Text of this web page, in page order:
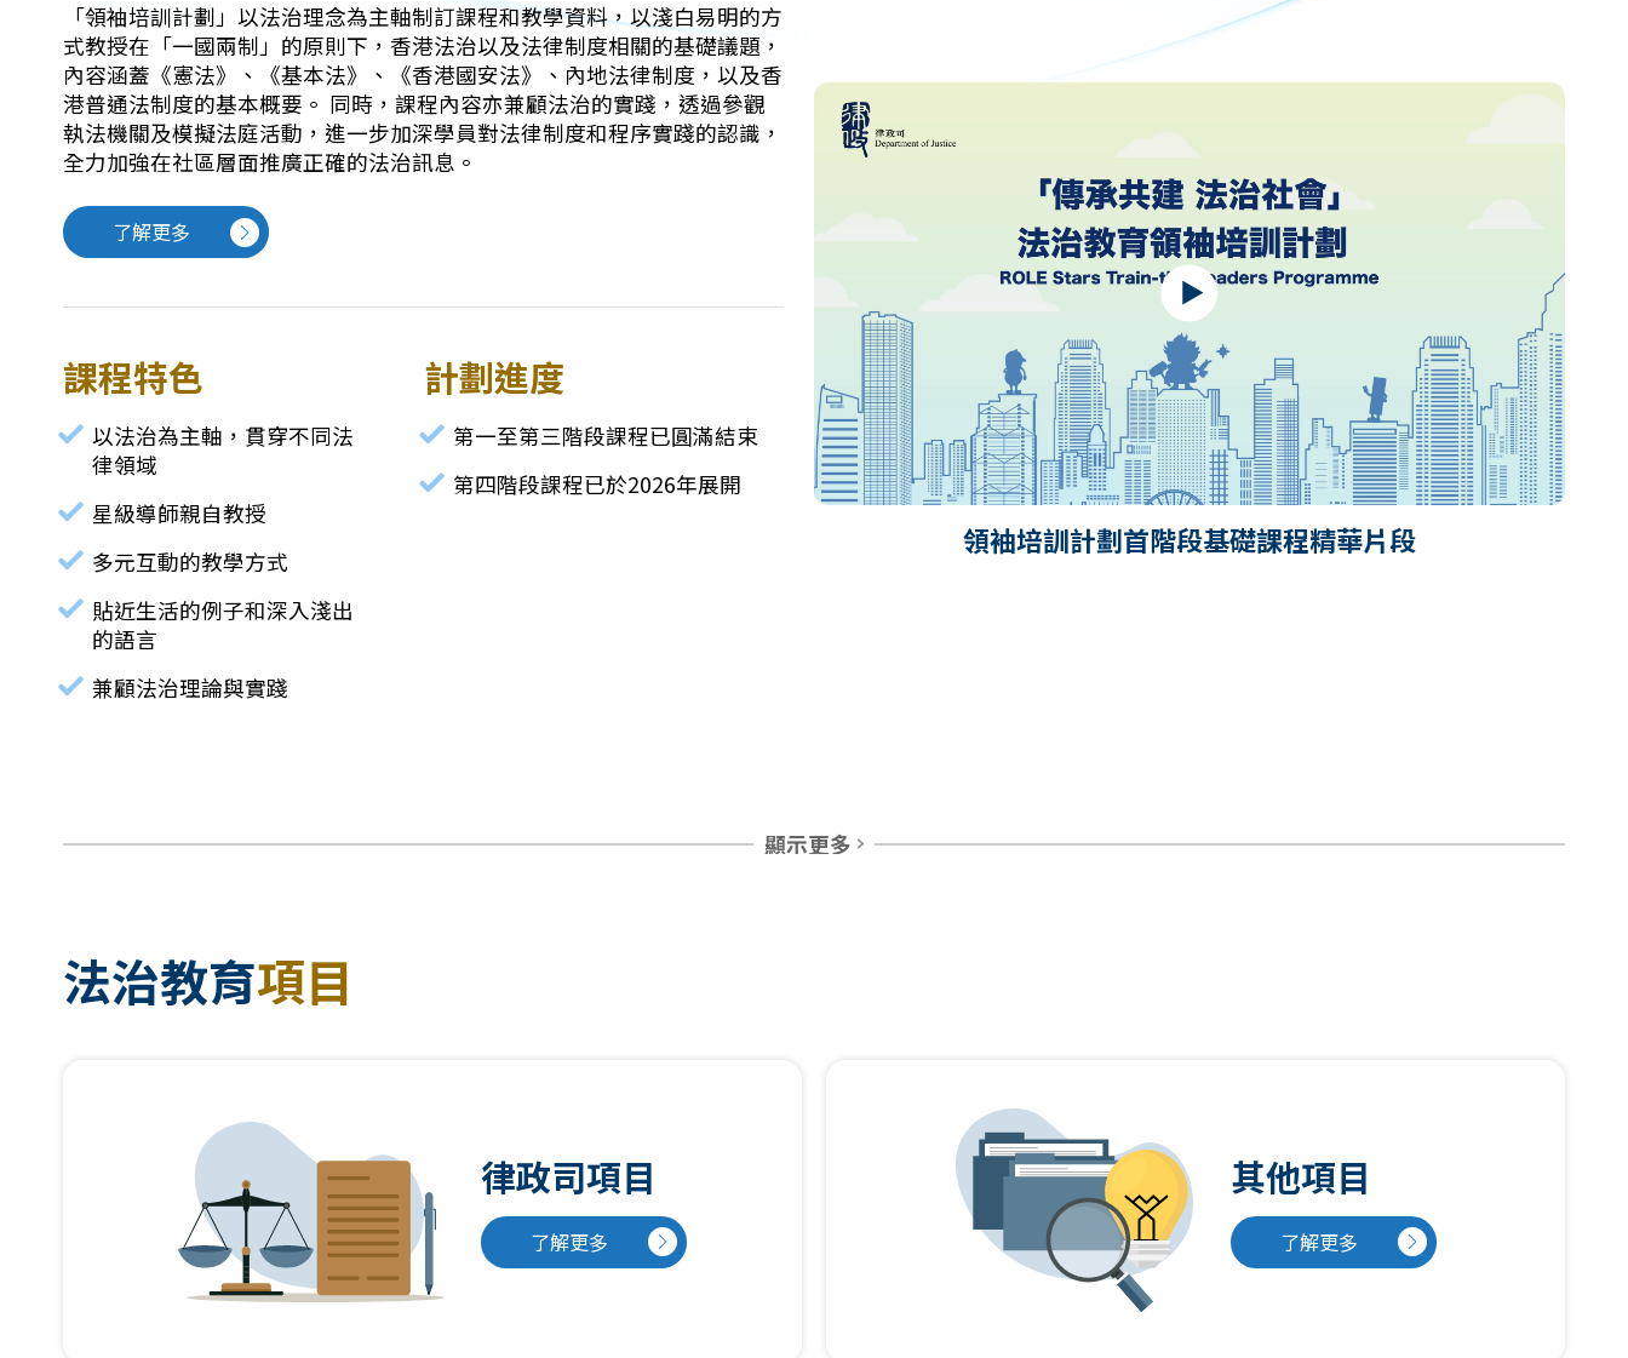
「領袖培訓計劃」以法治理念為主軸制訂課程和教學資料，以淺白易明的方
式教授在「一國兩制」的原則下，香港法治以及法律制度相關的基礎議題，
內容涵蓋《憲法》、《基本法》、《香港國安法》、內地法律制度，以及香
港普通法制度的基本概要。 同時，課程內容亦兼顧法治的實踐，透過參觀
執法機關及模擬法庭活動，進一步加深學員對法律制度和程序實踐的認識，
全力加強在社區層面推廣正確的法治訊息。
了解更多
課程特色
以法治為主軸，貫穿不同法
律領域
星級導師親自教授
多元互動的教學方式
貼近生活的例子和深入淺出
的語言
兼顧法治理論與實踐
計劃進度
第一至第三階段課程已圓滿結束
第四階段課程已於2026年展開
領袖培訓計劃首階段基礎課程精華片段
顯示更多
法治教育項目
律政司項目
了解更多
其他項目
了解更多